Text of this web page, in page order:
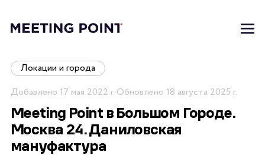
Локации и города
Добавлено 17 мая 2022 г.·Обновлено 18 августа 2025 г.
Meeting Point в Большом Городе.
Москва 24. Даниловская
мануфактура